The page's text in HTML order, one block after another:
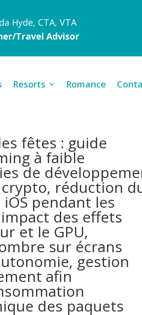
Hyde, CTA, VTA
Travel Advisor
Resorts Romance
fêtes : guide
à faible
de
réduction
pendant les
des effets
et le GPU,
sur écrans
gestion
afin
des paquets